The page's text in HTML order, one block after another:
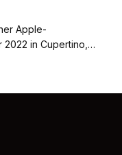
Apple-
2022 in Cupertino,…